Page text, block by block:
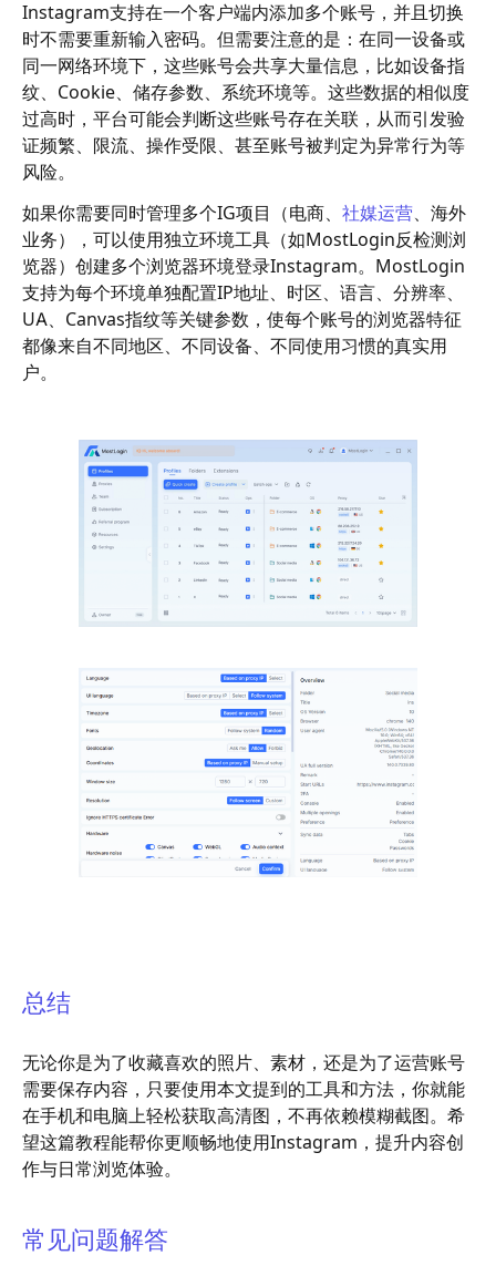
Instagram支持在一个客户端内添加多个账号，并且切换
时不需要重新输入密码。但需要注意的是：在同一设备或
同一网络环境下，这些账号会共享大量信息，比如设备指
纹、Cookie、储存参数、系统环境等。这些数据的相似度
过高时，平台可能会判断这些账号存在关联，从而引发验
证频繁、限流、操作受限、甚至账号被判定为异常行为等
风险。
如果你需要同时管理多个IG项目（电商、 社媒运营 、海外
业务），可以使用独立环境工具（如MostLogin反检测浏
览器）创建多个浏览器环境登录Instagram。MostLogin
支持为每个环境单独配置IP地址、时区、语言、分辨率、
UA、Canvas指纹等关键参数，使每个账号的浏览器特征
都像来自不同地区、不同设备、不同使用习惯的真实用
户。
总结
无论你是为了收藏喜欢的照片、素材，还是为了运营账号
需要保存内容，只要使用本文提到的工具和方法，你就能
在手机和电脑上轻松获取高清图，不再依赖模糊截图。希
望这篇教程能帮你更顺畅地使用Instagram，提升内容创
作与日常浏览体验。
常见问题解答